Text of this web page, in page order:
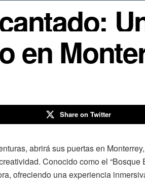
en
Share on Twitter
abrirá sus puertas en
Conocido como el “Bosque
ofreciendo una experiencia